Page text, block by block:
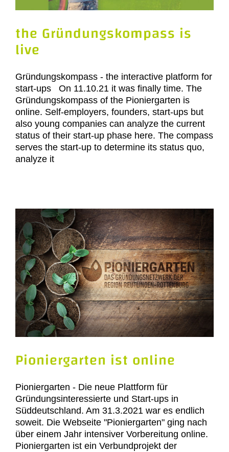
the Gründungskompass is
live
Gründungskompass - the interactive platform for
start-ups On 11.10.21 it was finally time. The
Gründungskompass of the Pioniergarten is
online. Self-employers, founders, start-ups but
also young companies can analyze the current
status of their start-up phase here. The compass
serves the start-up to determine its status quo,
analyze it
Pioniergarten ist online
Pioniergarten - Die neue Plattform für
Gründungsinteressierte und Start-ups in
Süddeutschland. Am 31.3.2021 war es endlich
soweit. Die Webseite "Pioniergarten" ging nach
über einem Jahr intensiver Vorbereitung online.
Pioniergarten ist ein Verbundprojekt der